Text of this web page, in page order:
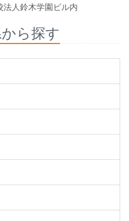
人鈴木学園ビル内
ら探す